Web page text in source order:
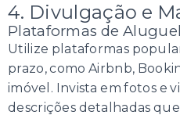
4. Divulgação e
Plataformas de Aluguel
Utilize plataformas
prazo, como Airbnb,
imóvel. Invista em fotos e
descrições detalhadas